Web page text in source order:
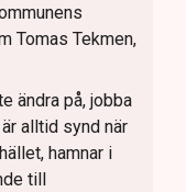
Tomas Tekmen,
ändra på, jobba
alltid synd när
hamnar i
till